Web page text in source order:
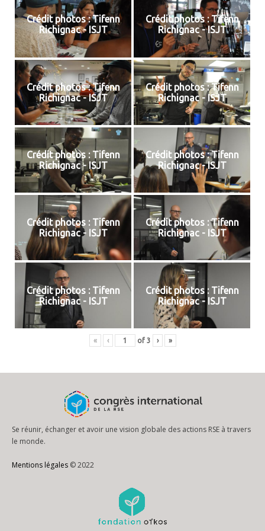
Crédit photos : Tifenn
Richignac - ISJT
Crédit photos : Tifenn
Richignac - ISJT
Crédit photos : Tifenn
Richignac - ISJT
Crédit photos : Tifenn
Richignac - ISJT
Crédit photos : Tifenn
Richignac - ISJT
Crédit photos : Tifenn
Richignac - ISJT
Crédit photos : Tifenn
Richignac - ISJT
Crédit photos : Tifenn
Richignac - ISJT
Crédit photos : Tifenn
Richignac - ISJT
Crédit photos : Tifenn
Richignac - ISJT
« ‹ of 3 › »
Se réunir, échanger et avoir une vision globale des actions RSE à travers
le monde.
Mentions légales © 2022